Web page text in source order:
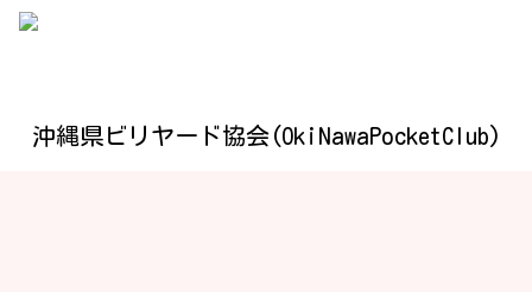
沖縄県ビリヤード協会(OkiNawaPocketClub)